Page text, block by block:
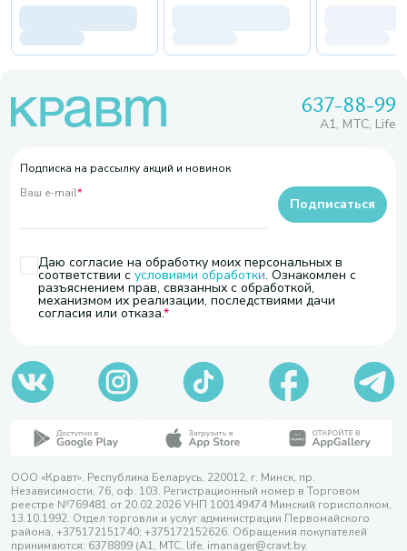
637-88-99
A1, МТС, Life
Подписка на рассылку акций и новинок
Ваш e-mail*
Даю согласие на обработку моих персональных в
соответствии с условиями обработки. Ознакомлен с
разъяснением прав, связанных с обработкой,
механизмом их реализации, последствиями дачи
согласия или отказа.
Подписаться
ООО «Кравт». Республика Беларусь, 220012, г. Минск, пр.
Независимости, 76, оф. 103. Регистрационный номер в Торговом
реестре №769481 от 20.02.2026 УНП 100149474 Минский горисполком,
13.10.1992. Отдел торговли и услуг администрации Первомайского
района, +375172151740; +375172152626. Обращения покупателей
принимаются: 6378899 (А1, МТС, life, imanager@cravt.by.